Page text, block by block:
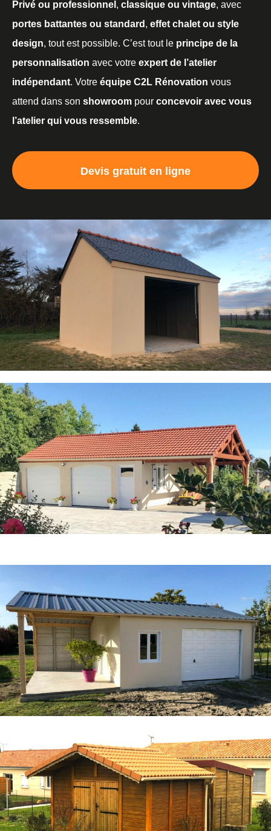
Privé ou professionnel , classique ou vintage, avec
portes battantes ou standard , effet chalet ou style
design, tout est possible. C’est tout le principe de la
personnalisation avec votre expert de l’atelier
indépendant. Votre équipe C2L Rénovation vous
attend dans son showroom pour concevoir avec vous
l’atelier qui vous ressemble.
Devis gratuit en ligne